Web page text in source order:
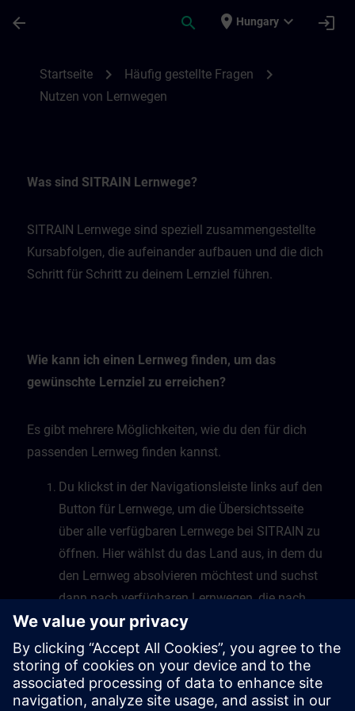
arrow_back search place Hungary expand_more login
Startseite chevron_right Häufig gestellte Fragen chevron_right
Nutzen von Lernwegen
Was sind SITRAIN Lernwege?
SITRAIN Lernwege sind speziell zusammengestellte
Kursabfolgen, die aufeinander aufbauen und die dich
Schritt für Schritt zu deinem Lernziel führen.
Wie kann ich einen Lernweg finden, um das
gewünschte Lernziel zu erreichen?
Es gibt mehrere Möglichkeiten, wie du den für dich
passenden Lernweg finden kannst.
Du klickst in der Navigationsleiste links auf den
Button für Lernwege, um die Übersichtsseite
über alle verfügbaren Lernwege bei SITRAIN zu
öffnen. Hier wählst du das Land aus, in dem du
den Lernweg absolvieren möchtest und suchst
dann nach verfügbaren Lernwegen, die nach
Themen sortiert sind.
Eine zweite Möglichkeit besteht darin, dass du
in der freien Suche dein Thema als Suchbegriff
eingibst, die Suche startest und die